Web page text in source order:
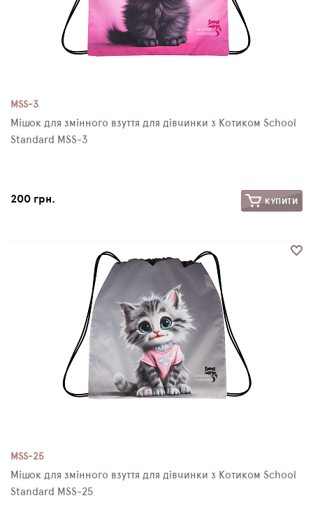
MSS-3
Мішок для змінного взуття для дівчинки з Котиком School
Standard MSS-3
200 грн. КУПИТИ
MSS-25
Мішок для змінного взуття для дівчинки з Котиком School
Standard MSS-25